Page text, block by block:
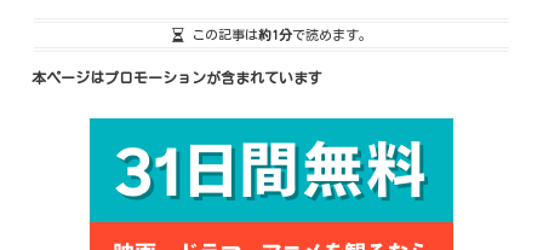
この記事は約1分で読めます。
本ページはプロモーションが含まれています